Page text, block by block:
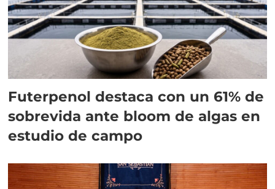
Futerpenol destaca con un 61% de
sobrevida ante bloom de algas en
estudio de campo